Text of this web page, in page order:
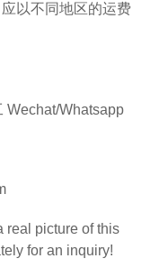
以不同地区的运费
Wechat/Whatsapp
real picture of this
for an inquiry!